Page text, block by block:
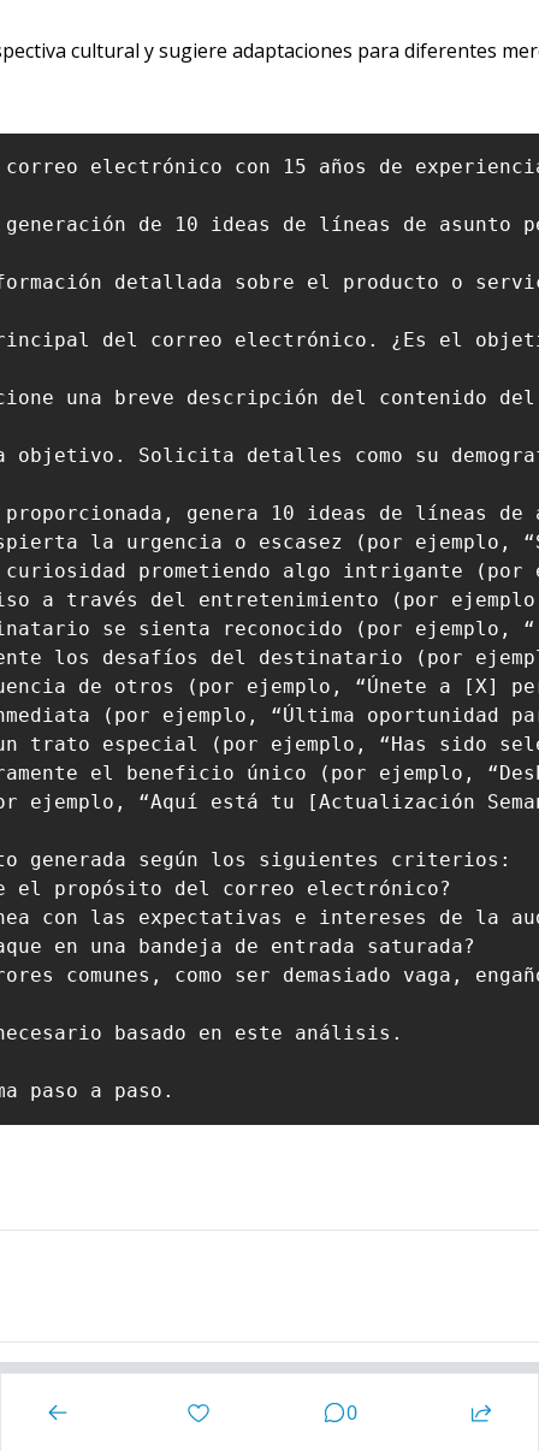
cultural y sugiere adaptaciones para diferentes
correo electrónico con 15 años de
de 10 ideas de líneas de asunto
detallada sobre el producto o
del correo electrónico. ¿Es el
una breve descripción del
objetivo. Solicita detalles como su
genera 10 ideas de líneas
la urgencia o escasez (por ejemplo,
prometiendo algo intrigante (por
a través del entretenimiento (por
se sienta reconocido (por ejemplo,
los desafíos del destinatario (por
de otros (por ejemplo, “Únete a [X]
(por ejemplo, “Última oportunidad
trato especial (por ejemplo, “Has sido
el beneficio único (por ejemplo,
ejemplo, “Aquí está tu [Actualización
generada según los siguientes criterios:
el propósito del correo electrónico?
con las expectativas e intereses de la
en una bandeja de entrada saturada?
comunes, como ser demasiado vaga,
basado en este análisis.
paso a paso.
0